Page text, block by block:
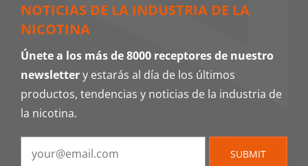
NOTICIAS DE LA INDUSTRIA DE LA
NICOTINA
Únete a los más de 8000 receptores de nuestro
newslettery estarás al día de los últimos
productos, tendencias y noticias de la industria de
la nicotina.
SUBMIT